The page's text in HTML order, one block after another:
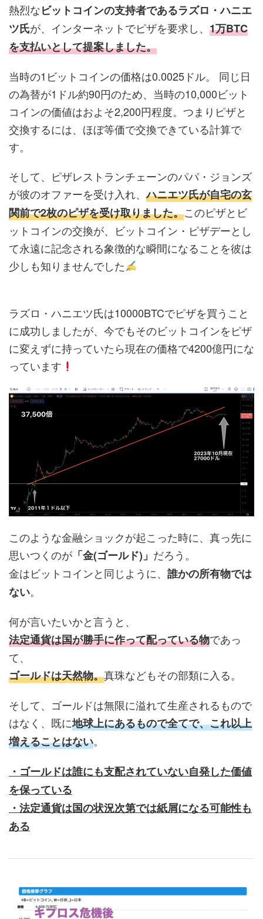
熱烈なビットコインの支持者であるラズロ・ハニエ
ツ氏が、インターネットでピザを要求し、 1万BTC
を支払いとして提案しました。
当時の1ビットコインの価格は0.0025ドル。 同じ日
の為替が1ドル約90円のため、当時の10,000ビット
コインの価値はおよそ2,200円程度。つまりピザと
交換するには、ほぼ等価で交換できている計算で
す。
そして、ピザレストランチェーンのパパ・ジョンズ
が彼のオファーを受け入れ、ハニエツ氏が自宅の玄
関前で2枚のピザを受け取りました。このピザとビ
ットコインの交換が、ビットコイン・ピザデーとし
て永遠に記念される象徴的な瞬間になることを彼は
少しも知りませんでした
ラズロ・ハニエツ氏は10000BTCでピザを買うこと
に成功しましたが、今でもそのビットコインをピザ
に変えずに持っていたら現在の価格で4200億円にな
っています
このような金融ショックが起こった時に、真っ先に
思いつくのが 「金(ゴールド)」 だろう。
金はビットコインと同じように、 誰かの所有物では
ない。
何が言いたいかと言うと、
法定通貨は国が勝手に作って配っている物であっ
て、
ゴールドは天然物。真珠などもその部類に入る。
そして、ゴールドは無限に溢れて生産されるもので
はなく、既に地球上にあるもので全てで、これ以上
増えることはない。
・ゴールドは誰にも支配されていない自発した価値
を保っている
・法定通貨は国の状況次第では紙屑になる可能性も
ある